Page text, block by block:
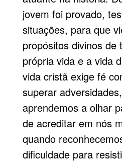
jovem foi provado,
situações, para que
propósitos divinos de
própria vida e a vida
vida cristã exige fé
superar
aprendemos a olhar
de acre­ditar em nós
quando
dificuldade para